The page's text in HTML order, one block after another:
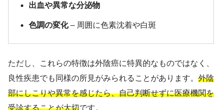
出血や異常な分泌物
色調の変化– 周囲に色素沈着や白斑
ただし、これらの特徴は外陰癌に特異的なものではなく、
良性疾患でも同様の所見がみられることがあります。 外陰
部にしこりや異常を感じたら、自己判断せずに医療機関を
受診することが大切です。